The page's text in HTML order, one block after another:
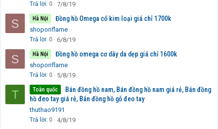
Trả lời 0 7/8/19
S Hà Nội Đồng hồ Omega cổ kim loại giá chỉ 1700k
shoporiflame
Trả lời 0 6/8/19
S Hà Nội Đồng hồ omega cơ dây da dẹp giá chỉ 1600k
shoporiflame
Trả lời 0 5/8/19
T Toàn quốc
Bán đồng hồ nam, Bán đồng hồ nam giá rẻ, Bán đồng
hồ đeo tay giá rẻ, Bán đồng hồ gỗ đeo tay
thuthao9191
Trả lời 0 4/8/19